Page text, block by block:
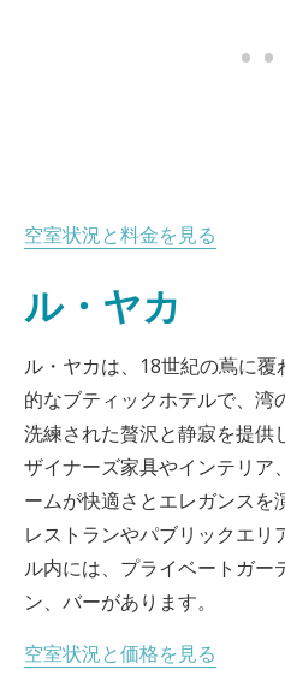
空室状況と料金を見る
ル・ヤカ
ル・ヤカは、18世紀の蔦に
的なブティックホテルで、湾
洗練された贅沢と静寂を提供
ザイナーズ家具やインテリア
ームが快適さとエレガンスを
レストランやパブリックエリ
ル内には、プライベートガー
ン、バーがあります。
空室状況と価格を見る